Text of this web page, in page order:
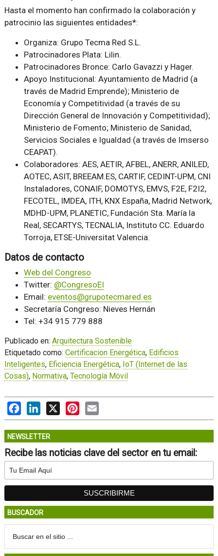
Hasta el momento han confirmado la colaboración y
patrocinio las siguientes entidades*:
Organiza: Grupo Tecma Red S.L.
Patrocinadores Plata: Lilin.
Patrocinadores Bronce: Carlo Gavazzi y Hager.
Apoyo Institucional: Ayuntamiento de Madrid (a
través de Madrid Emprende); Ministerio de
Economía y Competitividad (a través de su
Dirección General de Innovación y Competitividad);
Ministerio de Fomento; Ministerio de Sanidad,
Servicios Sociales e Igualdad (a través de Imserso
CEAPAT).
Colaboradores: AES, AETIR, AFBEL, ANERR, ANILED,
AOTEC, ASIT, BREEAM.ES, CARTIF, CEDINT-UPM, CNI
Instaladores, CONAIF, DOMOTYS, EMVS, F2E, F2I2,
FECOTEL, IMDEA, ITH, KNX España, Madrid Network,
MDHD-UPM, PLANETIC, Fundación Sta. María la
Real, SECARTYS, TECNALIA, Instituto CC. Eduardo
Torroja, ETSE-Universitat Valencia.
Datos de contacto
Web del Congreso
Twitter: @CongresoEI
Email: eventos@grupotecmared.es
Secretaría Congreso: Nieves Hernán
Tel: +34 915 779 888
Publicado en: Arquitectura Sostenible
Etiquetado como: Certificacion Energética, Edificios
Inteligentes, Eficiencia Energética, IoT (Internet de las
Cosas), Normativa, Tecnología Móvil
FacebookLinkedIn Pinterest
NEWSLETTER
Recibe las noticias clave del sector en tu email:
BUSCADOR